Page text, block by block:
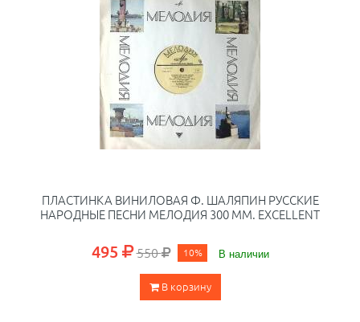
ПЛАСТИНКА ВИНИЛОВАЯ Ф. ШАЛЯПИН РУССКИЕ
НАРОДНЫЕ ПЕСНИ МЕЛОДИЯ 300 ММ. EXCELLENT
495 550 10% В наличии
В корзину